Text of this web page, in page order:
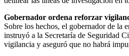
Gobernador ordena reforzar
Sobre los hechos, el gobernador de la
instruyó a la Secretaría de Seguridad
vigilancia y aseguró que no habrá